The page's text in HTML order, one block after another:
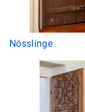
Nösslinge